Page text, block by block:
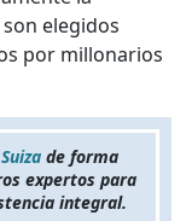
elegidos
por millonarios
de forma
expertos para
integral.